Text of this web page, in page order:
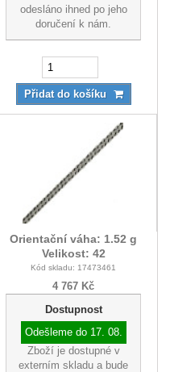
odesláno ihned po jeho
doručení k nám.
Přidat do košíku
Orientační váha: 1.52 g
Velikost: 42
Kód skladu: 17473461
4 767 Kč
Dostupnost
Odešleme do 17. 08.
Zboží je dostupné v
externím skladu a bude